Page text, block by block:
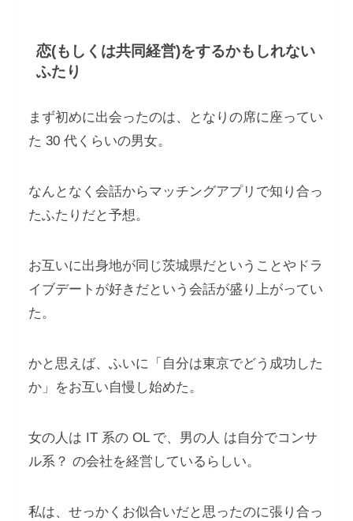
恋(もしくは共同経営)をするかもしれない
ふたり
まず初めに出会ったのは、となりの席に座ってい
た 30 代くらいの男女。
なんとなく会話からマッチングアプリで知り合っ
たふたりだと予想。
お互いに出身地が同じ茨城県だということやドラ
イブデートが好きだという会話が盛り上がってい
た。
かと思えば、ふいに「自分は東京でどう成功した
か」をお互い自慢し始めた。
女の人は IT 系の OL で、男の人 は自分でコンサ
ル系？ の会社を経営しているらしい。
私は、せっかくお似合いだと思ったのに張り合っ